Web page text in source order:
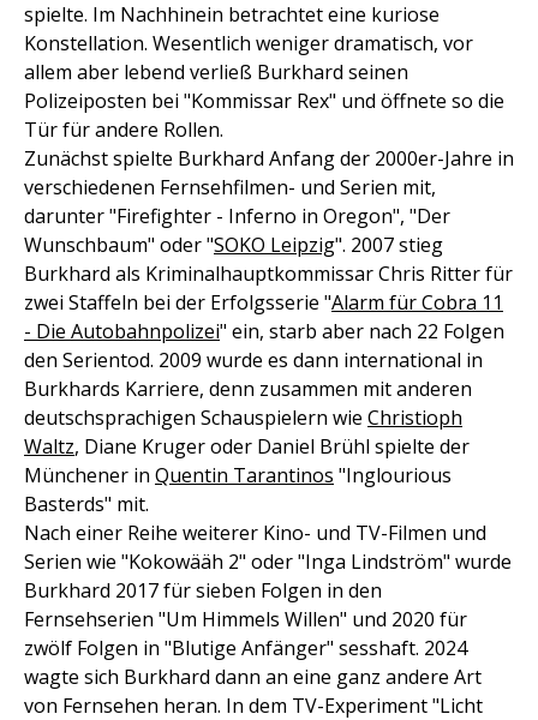
spielte. Im Nachhinein betrachtet eine kuriose
Konstellation. Wesentlich weniger dramatisch, vor
allem aber lebend verließ Burkhard seinen
Polizeiposten bei "Kommissar Rex" und öffnete so die
Tür für andere Rollen.
Zunächst spielte Burkhard Anfang der 2000er-Jahre in
verschiedenen Fernsehfilmen- und Serien mit,
darunter "Firefighter - Inferno in Oregon", "Der
Wunschbaum" oder "SOKO Leipzig". 2007 stieg
Burkhard als Kriminalhauptkommissar Chris Ritter für
zwei Staffeln bei der Erfolgsserie "Alarm für Cobra 11
- Die Autobahnpolizei" ein, starb aber nach 22 Folgen
den Serientod. 2009 wurde es dann international in
Burkhards Karriere, denn zusammen mit anderen
deutschsprachigen Schauspielern wie Christioph
Waltz, Diane Kruger oder Daniel Brühl spielte der
Münchener in Quentin Tarantinos "Inglourious
Basterds" mit.
Nach einer Reihe weiterer Kino- und TV-Filmen und
Serien wie "Kokowääh 2" oder "Inga Lindström" wurde
Burkhard 2017 für sieben Folgen in den
Fernsehserien "Um Himmels Willen" und 2020 für
zwölf Folgen in "Blutige Anfänger" sesshaft. 2024
wagte sich Burkhard dann an eine ganz andere Art
von Fernsehen heran. In dem TV-Experiment "Licht